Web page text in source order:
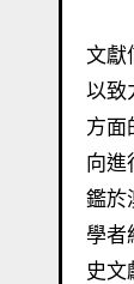
文獻信息資源的整理研究和有效管理利用已經成為了當今文明社會人文社會科學研究以及文化生活的重要組成部份。
以致
方面
向進
鑑於
學者
史文